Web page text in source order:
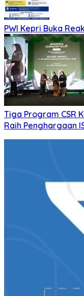
PWI Kepri Buka
Tiga Program CSR
Raih Penghargaan